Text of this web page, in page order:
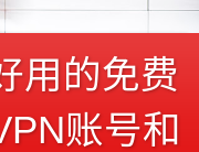
用的免费
账号和